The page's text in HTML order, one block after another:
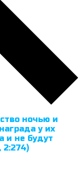
ночью и
у их
и не будут